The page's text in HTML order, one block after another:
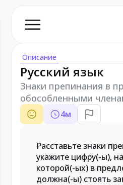
Описание
Русский язык
Знаки препинания в
обособленными
4м
Расставьте знаки
укажите цифру(-ы),
которой(-ых) в
должна(-ы) стоять